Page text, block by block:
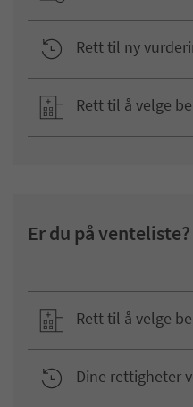
Rett til ny
Rett til å velge
Er du på venteliste?
Rett til å velge
Dine rettigheter